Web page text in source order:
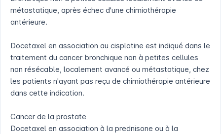
métastatique, après échec d'une chimiothérapie
antérieure.
Docetaxel en association au cisplatine est indiqué dans le
traitement du cancer bronchique non à petites cellules
non résécable, localement avancé ou métastatique, chez
les patients n'ayant pas reçu de chimiothérapie antérieure
dans cette indication.
Cancer de la prostate
Docetaxel en association à la prednisone ou à la